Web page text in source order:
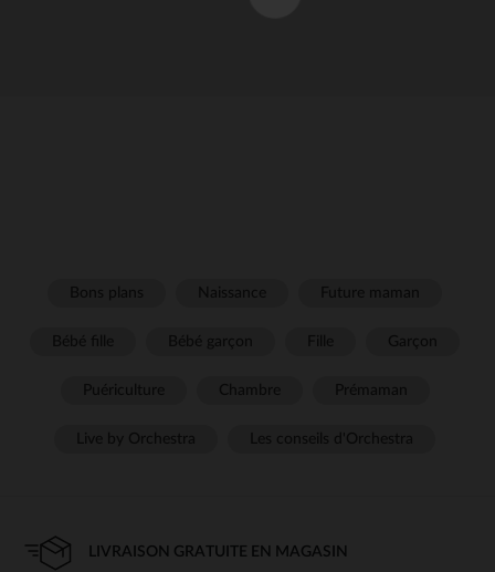
LIVRAISON GRATUITE EN MAGASIN